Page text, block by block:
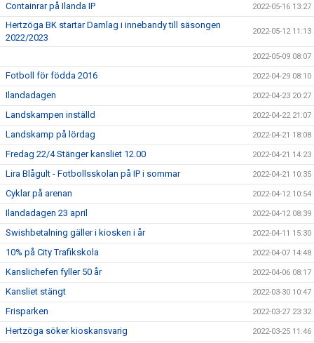
Containrar på Ilanda IP 2022-05-16 13:27
Hertzöga BK startar Damlag i innebandy till säsongen
2022/2023
2022-05-12 11:13
2022-05-09 08:07
Fotboll för födda 2016 2022-04-29 08:10
Ilandadagen 2022-04-23 20:27
Landskampen inställd 2022-04-22 21:07
Landskamp på lördag 2022-04-21 18:08
Fredag 22/4 Stänger kansliet 12.00 2022-04-21 14:23
Lira Blågult - Fotbollsskolan på IP i sommar 2022-04-21 10:35
Cyklar på arenan 2022-04-12 10:54
Ilandadagen 23 april 2022-04-12 08:39
Swishbetalning gäller i kiosken i år 2022-04-11 15:30
10% på City Trafikskola 2022-04-07 14:48
Kanslichefen fyller 50 år 2022-04-06 08:17
Kansliet stängt 2022-03-30 10:47
Frisparken 2022-03-27 23:32
Hertzöga söker kioskansvarig 2022-03-25 11:46